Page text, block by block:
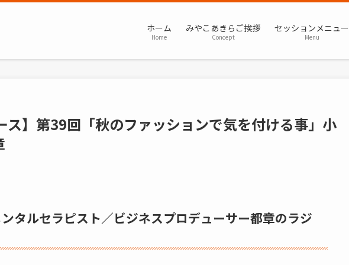
ホーム
Home
みやこあきらご挨拶
Concept
セッションメニュー
Menu
ス】第39回「秋のファッションで気を付ける事」小
タルセラピスト／ビジネスプロデューサー都章のラジ